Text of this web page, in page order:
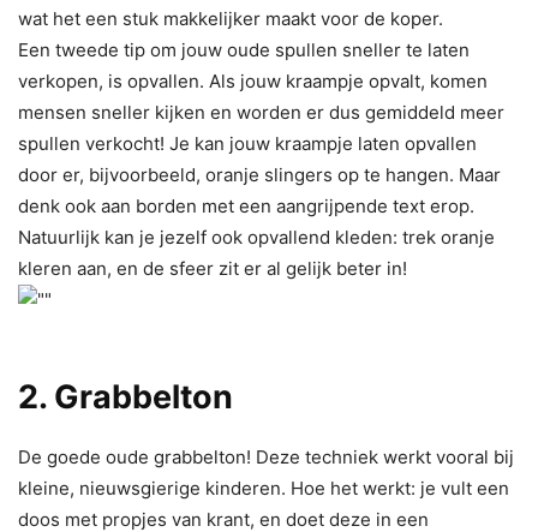
wat het een stuk makkelijker maakt voor de koper.
Een tweede tip om jouw oude spullen sneller te laten
verkopen, is opvallen. Als jouw kraampje opvalt, komen
mensen sneller kijken en worden er dus gemiddeld meer
spullen verkocht! Je kan jouw kraampje laten opvallen
door er, bijvoorbeeld, oranje slingers op te hangen. Maar
denk ook aan borden met een aangrijpende text erop.
Natuurlijk kan je jezelf ook opvallend kleden: trek oranje
kleren aan, en de sfeer zit er al gelijk beter in!
2. Grabbelton
De goede oude grabbelton! Deze techniek werkt vooral bij
kleine, nieuwsgierige kinderen. Hoe het werkt: je vult een
doos met propjes van krant, en doet deze in een